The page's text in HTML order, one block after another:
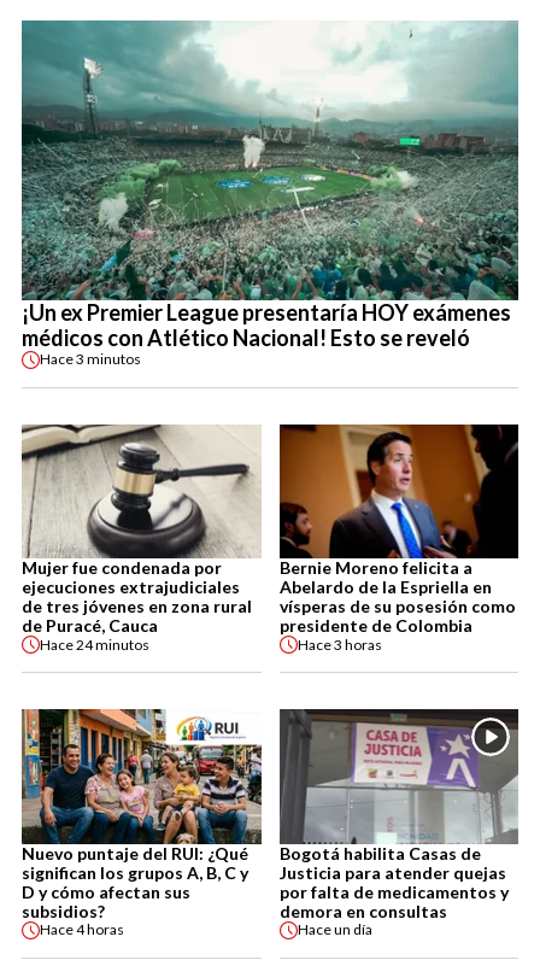
¡Un ex Premier League presentaría HOY exámenes
médicos con Atlético Nacional! Esto se reveló
Hace3 minutos
Mujer fue condenada por
ejecuciones extrajudiciales
de tres jóvenes en zona rural
de Puracé, Cauca
Hace24 minutos
Bernie Moreno felicita a
Abelardo de la Espriella en
vísperas de su posesión como
presidente de Colombia
Hace3 horas
Nuevo puntaje del RUI: ¿Qué
significan los grupos A, B, C y
D y cómo afectan sus
subsidios?
Hace4 horas
Bogotá habilita Casas de
Justicia para atender quejas
por falta de medicamentos y
demora en consultas
Haceun día